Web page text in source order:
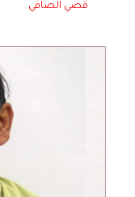
قصي الصافي